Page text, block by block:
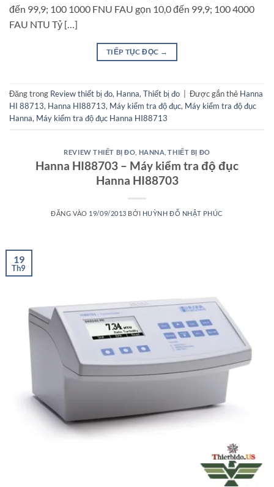
đến 99,9; 100 1000 FNU FAU gọn 10,0 đến 99,9; 100 4000
FAU NTU Tỷ […]
TIẾP TỤC ĐỌC →
Đăng trong Review thiết bị đo, Hanna, Thiết bị đo Được gắn thẻ Hanna
HI 88713, Hanna HI88713, Máy kiểm tra độ đục, Máy kiểm tra độ đục
Hanna, Máy kiểm tra độ đục Hanna HI88713
REVIEW THIẾT BỊ ĐO HANNA ,THIẾT BỊ ĐO
Hanna HI88703 – Máy kiểm tra độ đục
Hanna HI88703
ĐĂNG VÀO 19/09/2013 BỞI HUỲNH ĐỖ NHẬT PHÚC
19
Th9